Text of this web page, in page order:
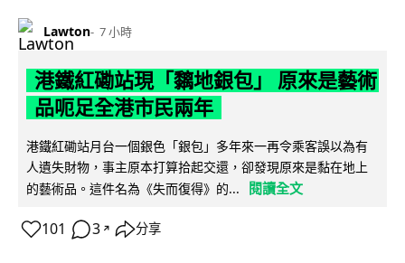
Lawton 7 小時
港鐵紅磡站現「黐地銀包」 原來是藝術
品呃足全港市民兩年
港鐵紅磡站月台一個銀色「銀包」多年來一再令乘客誤以為有
人遺失財物，事主原本打算拾起交還，卻發現原來是黏在地上
的藝術品。這件名為《失而復得》的...
閱讀全文
101 3 ↗ 分享